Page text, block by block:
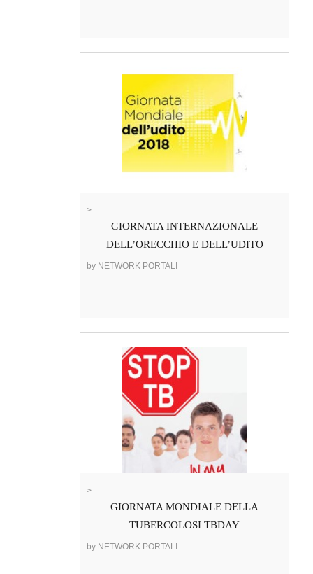
>
GIORNATA INTERNAZIONALE
DELL’ORECCHIO E DELL’UDITO
by NETWORK PORTALI
>
GIORNATA MONDIALE DELLA
TUBERCOLOSI TBDAY
by NETWORK PORTALI